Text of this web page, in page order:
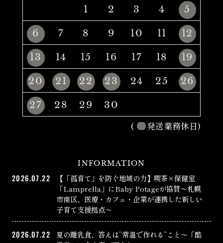
1 2 3 4
5
6
7 8 9 10 11
12
13
14 15 16 17 18
19
20
21 22 23 24 25
26
27
28 29
30
(
発送業務休日)
INFORMATION
2026.07.22
【「孤育て」を防ぐ地域の力】喫茶×保健室
「Lamprella」にBaby Potageが協賛〜札幌
市南区、医療・カフェ・企業が連携した新しい
子育て支援拠点〜
2026.07.22
夏の離乳食、答えは”常温で作れる”こと〜「酷